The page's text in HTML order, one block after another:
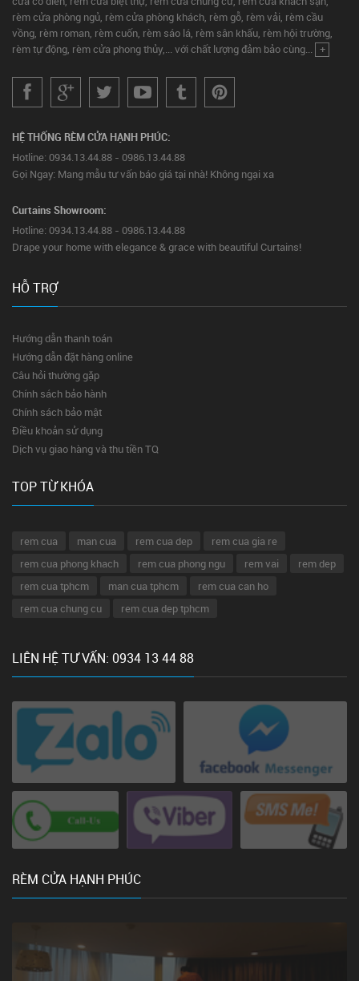
rèm cửa phòng ngủ, rèm cửa phòng khách, rèm gỗ, rèm vải, rèm cầu
vồng, rèm roman, rèm cuốn, rèm sáo lá, rèm sân khấu, rèm hội trường,
rèm tự động, rèm cửa phong thủy,... với chất lượng đảm bảo cùng... +
HỆ THỐNG RÈM CỬA HẠNH PHÚC:
Hotline: 0934.13.44.88 - 0986.13.44.88
Gọi Ngay: Mang mẫu tư vấn báo giá tại nhà! Không ngại xa
Curtains Showroom:
Hotline: 0934.13.44.88 - 0986.13.44.88
Drape your home with elegance & grace with beautiful Curtains!
HỖ TRỢ
Hướng dẫn thanh toán
Hướng dẫn đặt hàng online
Câu hỏi thường gặp
Chính sách bảo hành
Chính sách bảo mật
Điều khoản sử dụng
Dịch vụ giao hàng và thu tiền TQ
TOP TỪ KHÓA
rem cua man cua rem cua dep
rem cua gia re
rem cua phong khach
rem cua phong ngu rem vai
rem dep
rem cua tphcm
man cua tphcm
rem cua can ho
rem cua chung cu
rem cua dep tphcm
LIÊN HỆ TƯ VẤN: 0934 13 44 88
RÈM CỬA HẠNH PHÚC